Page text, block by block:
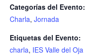
Categorías del Evento:
Charla, Jornada
Etiquetas del Evento:
charla, IES Valle del Oja